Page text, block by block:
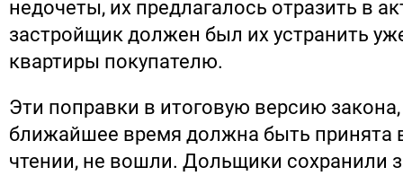
недочеты, их предлагалось отразить в
застройщик должен был их устранить
квартиры покупателю.
Эти поправки в итоговую версию
ближайшее время должна быть принята
чтении, не вошли. Дольщики сохранили